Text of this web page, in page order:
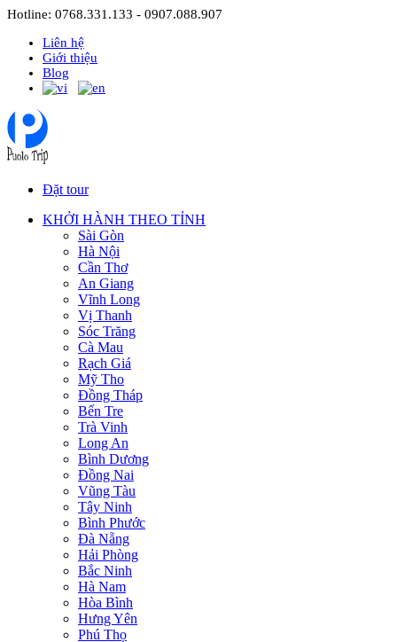
Hotline: 0768.331.133 - 0907.088.907
Liên hệ
Giới thiệu
Blog
Đặt tour
KHỞI HÀNH THEO TỈNH
Sài Gòn
Hà Nội
Cần Thơ
An Giang
Vĩnh Long
Vị Thanh
Sóc Trăng
Cà Mau
Rạch Giá
Mỹ Tho
Đồng Tháp
Bến Tre
Trà Vinh
Long An
Bình Dương
Đồng Nai
Vũng Tàu
Tây Ninh
Bình Phước
Đà Nẵng
Hải Phòng
Bắc Ninh
Hà Nam
Hòa Bình
Hưng Yên
Phú Thọ